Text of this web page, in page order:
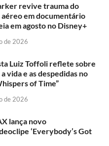
revive trauma do
em documentário
em agosto no Disney+
de 2026
Luiz Toffoli reflete sobre
vida e as despedidas no
of Time”
de 2026
lança novo
‘Everybody’s Got